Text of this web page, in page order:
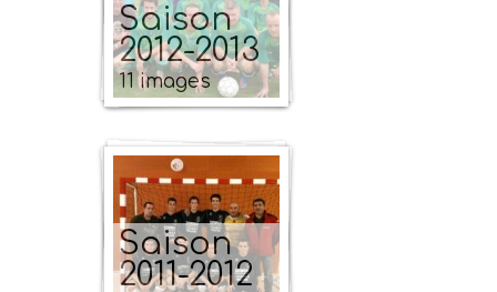
Saison
2012-2013
11 images
Saison
2011-2012